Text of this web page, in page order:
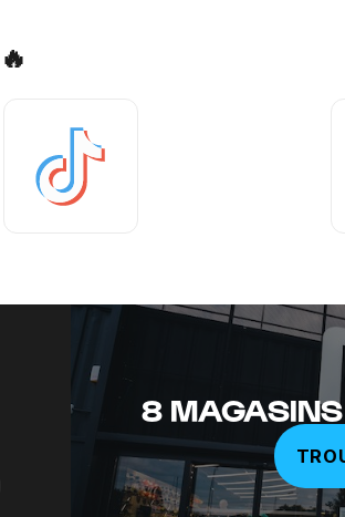
à la newsletter
8